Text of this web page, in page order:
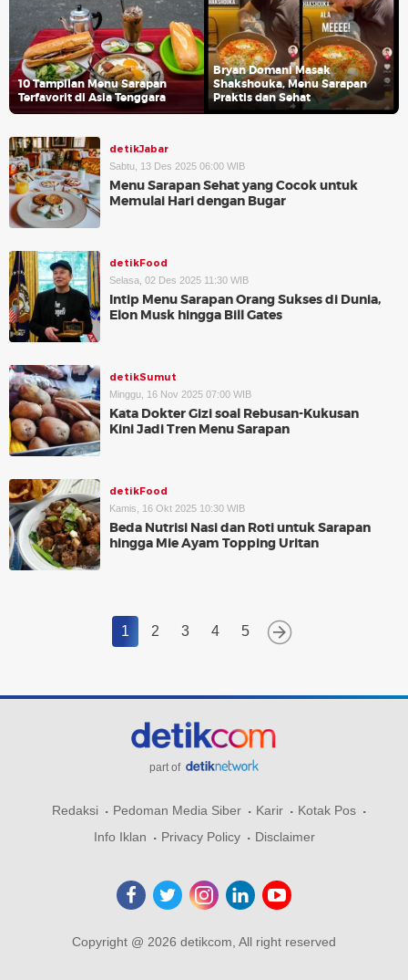
10 Tampilan Menu Sarapan
Terfavorit di Asia Tenggara
Bryan Domani Masak
Shakshouka, Menu Sarapan
Praktis dan Sehat
detikJabar
Sabtu, 13 Des 2025 06:00 WIB
Menu Sarapan Sehat yang Cocok untuk
Memulai Hari dengan Bugar
detikFood
Selasa, 02 Des 2025 11:30 WIB
Intip Menu Sarapan Orang Sukses di Dunia,
Elon Musk hingga Bill Gates
detikSumut
Minggu, 16 Nov 2025 07:00 WIB
Kata Dokter Gizi soal Rebusan-Kukusan
Kini Jadi Tren Menu Sarapan
detikFood
Kamis, 16 Okt 2025 10:30 WIB
Beda Nutrisi Nasi dan Roti untuk Sarapan
hingga Mie Ayam Topping Uritan
1 2 3 4 5
part of
Redaksi Pedoman Media Siber Karir
Kotak Pos
Info Iklan
Privacy Policy Disclaimer
Copyright @ 2026 detikcom, All right reserved